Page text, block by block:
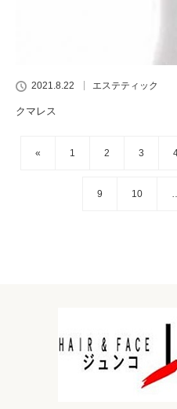
2021.8.22 エステティック
クマレス
« 1 2 3
9 10